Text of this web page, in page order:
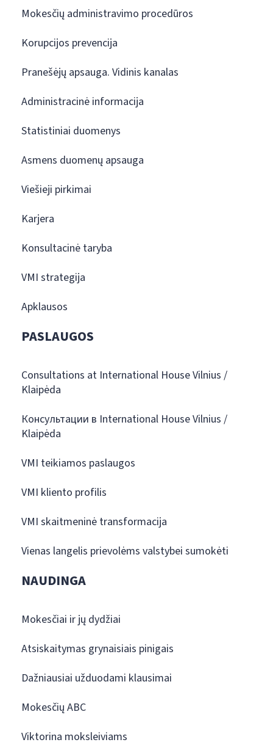
Mokesčių administravimo procedūros
Korupcijos prevencija
Pranešėjų apsauga. Vidinis kanalas
Administracinė informacija
Statistiniai duomenys
Asmens duomenų apsauga
Viešieji pirkimai
Karjera
Konsultacinė taryba
VMI strategija
Apklausos
PASLAUGOS
Consultations at International House Vilnius /
Klaipėda
Консультации в International House Vilnius /
Klaipėda
VMI teikiamos paslaugos
VMI kliento profilis
VMI skaitmeninė transformacija
Vienas langelis prievolėms valstybei sumokėti
NAUDINGA
Mokesčiai ir jų dydžiai
Atsiskaitymas grynaisiais pinigais
Dažniausiai užduodami klausimai
Mokesčių ABC
Viktorina moksleiviams